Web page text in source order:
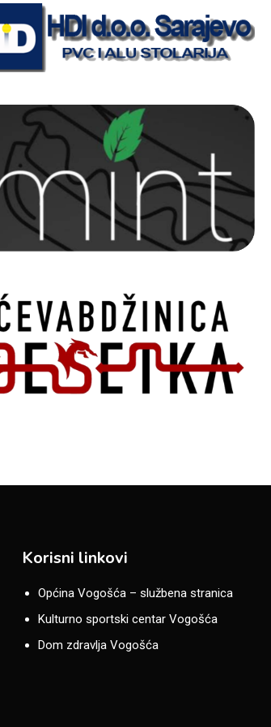
Korisni linkovi
Općina Vogošća – službena stranica
Kulturno sportski centar Vogošća
Dom zdravlja Vogošća